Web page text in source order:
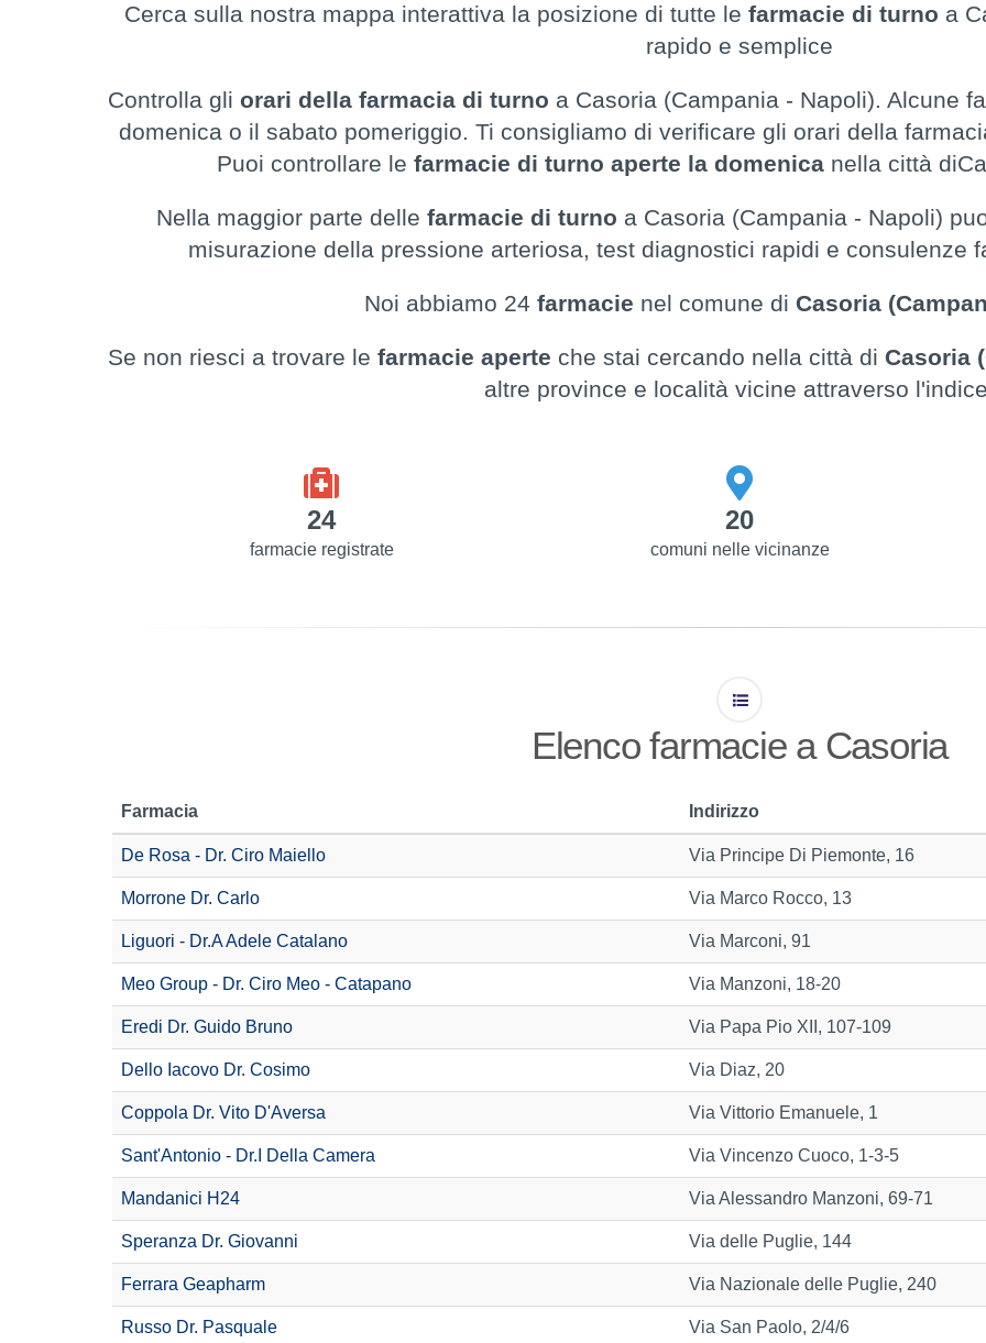
Cerca sulla nostra mappa interattiva la posizione di tutte le farmacie di turno a
rapido e semplice
Controlla gli orari della farmacia di turno a Casoria (Campania - Napoli). Alcune
domenica o il sabato pomeriggio. Ti consigliamo di verificare gli orari della
Puoi controllare le farmacie di turno aperte la domenicanella città
Nella maggior parte delle farmacie di turno a Casoria (Campania - Napoli)
misurazione della pressione arteriosa, test diagnostici rapidi e consulenze
Noi abbiamo 24 farmacie nel comune di Casoria
Se non riesci a trovare le farmacie aperte che stai cercando nella città di Casoria
altre province e località vicine attraverso
24
farmacie registrate
20
comuni nelle vicinanze
Elenco farmacie a Casoria
Farmacia Indirizzo
De Rosa - Dr. Ciro Maiello Via Principe Di Piemonte, 16
Morrone Dr. Carlo Via Marco Rocco, 13
Liguori - Dr.A Adele Catalano Via Marconi, 91
Meo Group - Dr. Ciro Meo - Catapano Via Manzoni, 18-20
Eredi Dr. Guido Bruno Via Papa Pio XII, 107-109
Dello Iacovo Dr. Cosimo Via Diaz, 20
Coppola Dr. Vito D'Aversa Via Vittorio Emanuele, 1
Sant'Antonio - Dr.I Della Camera Via Vincenzo Cuoco, 1-3-5
Mandanici H24 Via Alessandro Manzoni, 69-71
Speranza Dr. Giovanni Via delle Puglie, 144
Ferrara Geapharm Via Nazionale delle Puglie, 240
Russo Dr. Pasquale Via San Paolo, 2/4/6